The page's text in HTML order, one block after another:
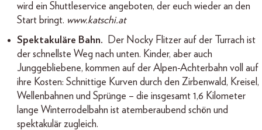
wird ein Shuttleservice angeboten, der euch wieder an den
Start bringt. www.katschi.at
Spektakuläre Bahn. Der Nocky Flitzer auf der Turrach ist
der schnellste Weg nach unten. Kinder, aber auch
Junggebliebene, kommen auf der Alpen-Achterbahn voll auf
ihre Kosten: Schnittige Kurven durch den Zirbenwald, Kreisel,
Wellenbahnen und Sprünge – die insgesamt 1,6 Kilometer
lange Winterrodelbahn ist atemberaubend schön und
spektakulär zugleich.